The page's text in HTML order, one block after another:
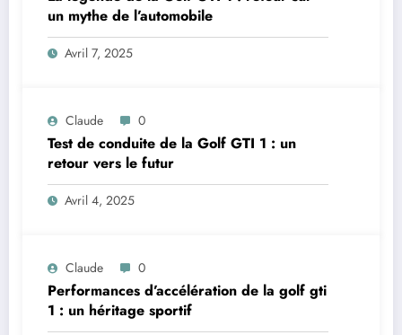
un mythe de l’automobile
Avril 7, 2025
Claude 0
Test de conduite de la Golf GTI 1 : un
retour vers le futur
Avril 4, 2025
Claude 0
Performances d’accélération de la golf gti
1 : un héritage sportif